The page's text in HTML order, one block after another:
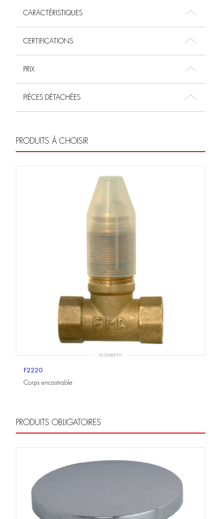
CARACTÉRISTIQUES
CERTIFICATIONS
PRIX
PIÈCES DÉTACHÉES
PRODUITS À CHOISIR
ELIZABETH
F2220
Corps encastrable
PRODUITS OBLIGATOIRES